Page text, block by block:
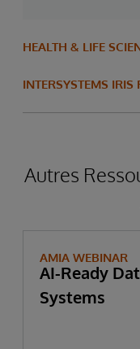
HEALTH & LIFE
INTERSYSTEMS IRIS
Autres
AMIA WEBINAR
AI-Ready
Systems